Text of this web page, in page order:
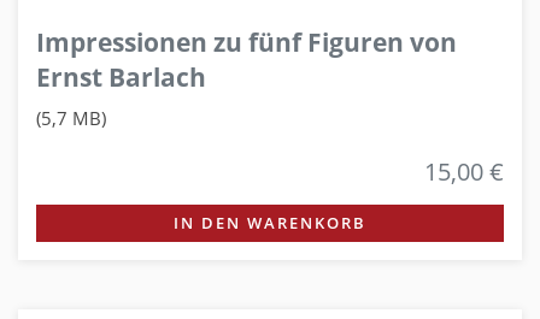
Impressionen zu fünf Figuren von
Ernst Barlach
(5,7 MB)
15,00 €
IN DEN WARENKORB